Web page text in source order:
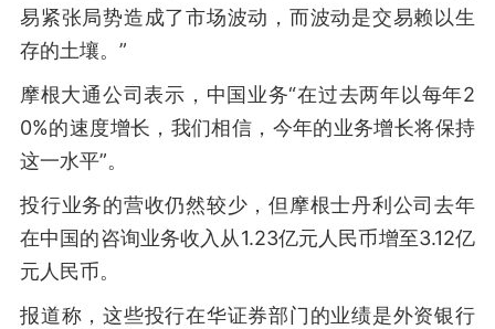
易紧张局势造成了市场波动，而波动是交易赖以生
存的土壤。”
摩根大通公司表示，中国业务“在过去两年以每年2
0%的速度增长，我们相信，今年的业务增长将保持
这一水平”。
投行业务的营收仍然较少，但摩根士丹利公司去年
在中国的咨询业务收入从1.23亿元人民币增至3.12亿
元人民币。
报道称，这些投行在华证券部门的业绩是外资银行